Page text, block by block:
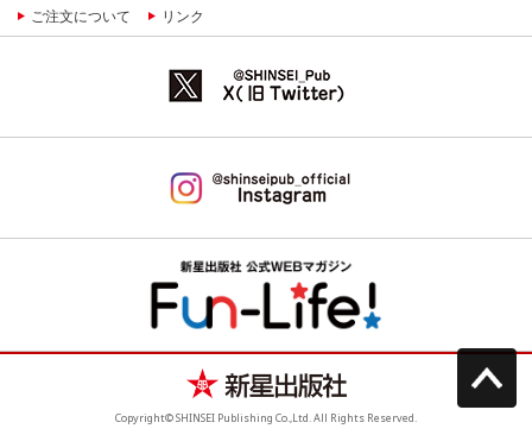
ご注文について
リンク
Copyright© SHINSEI Publishing Co.,Ltd. All Rights Reserved.